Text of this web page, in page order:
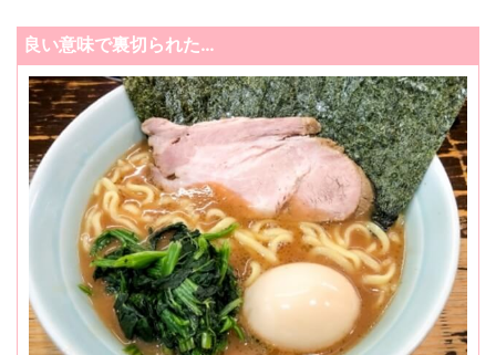
良い意味で裏切られた…